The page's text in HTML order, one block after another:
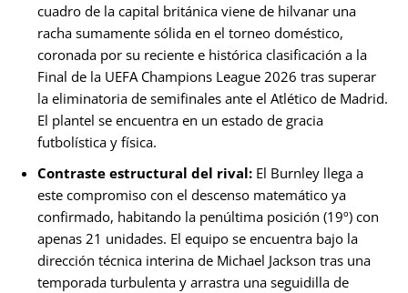
cuadro de la capital británica viene de hilvanar una
racha sumamente sólida en el torneo doméstico,
coronada por su reciente e histórica clasificación a la
Final de la UEFA Champions League 2026 tras superar
la eliminatoria de semifinales ante el Atlético de Madrid.
El plantel se encuentra en un estado de gracia
futbolística y física.
Contraste estructural del rival: El Burnley llega a
este compromiso con el descenso matemático ya
confirmado, habitando la penúltima posición (19º) con
apenas 21 unidades. El equipo se encuentra bajo la
dirección técnica interina de Michael Jackson tras una
temporada turbulenta y arrastra una seguidilla de